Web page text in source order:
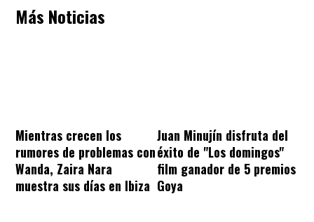
Más Noticias
Mientras crecen los
rumores de problemas con
Wanda, Zaira Nara
muestra sus días en Ibiza
Juan Minujín disfruta del
éxito de "Los domingos"
film ganador de 5 premios
Goya